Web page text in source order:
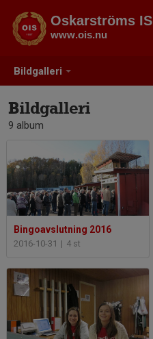
Bildgalleri
Oskarströms IS
www.ois.nu
Bildgalleri
9 album
Bingoavslutning 2016
2016-10-31 | 4 st